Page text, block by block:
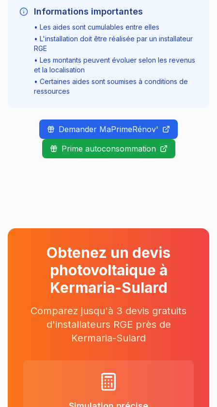
Informations importantes
• Les aides sont cumulables entre elles
• L'installation doit être réalisée par un installateur
RGE
• Les montants peuvent évoluer selon les revenus
et la localisation
• Certaines aides sont soumises à conditions de
ressources
Demander MaPrimeRénov'
Prime autoconsommation
Obtenez un devis
photovoltaique à
Kermaria-Sulard
Comparez jusqu'à 3 devis gratuits
d'installateurs RGE près de
Kermaria-Sulard